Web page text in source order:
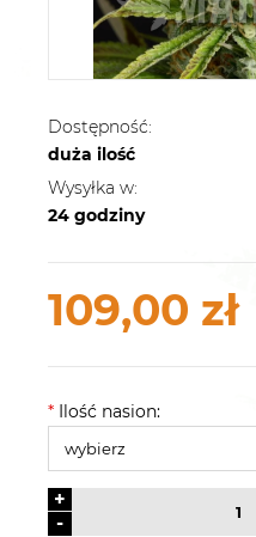
Dostępność:
duża ilość
Wysyłka w:
24 godziny
109,00 zł
* Ilość nasion:
-
+